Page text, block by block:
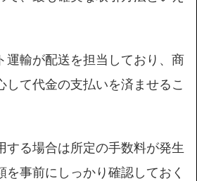
運輸が配送を担当しており、商
して代金の支払いを済ませるこ
する場合は所定の手数料が発生
を事前にしっかり確認しておく